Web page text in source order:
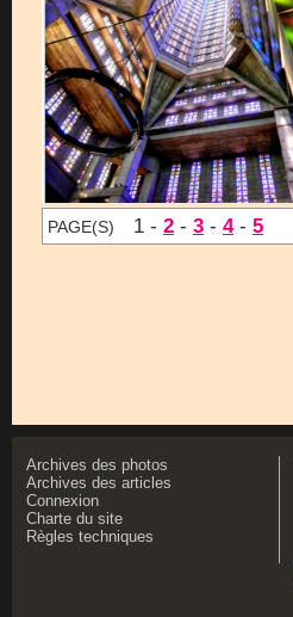
PAGE(S) 1 - 2 - 3 - 4- 5
Archives des photos
Archives des articles
Connexion
Charte du site
Règles techniques